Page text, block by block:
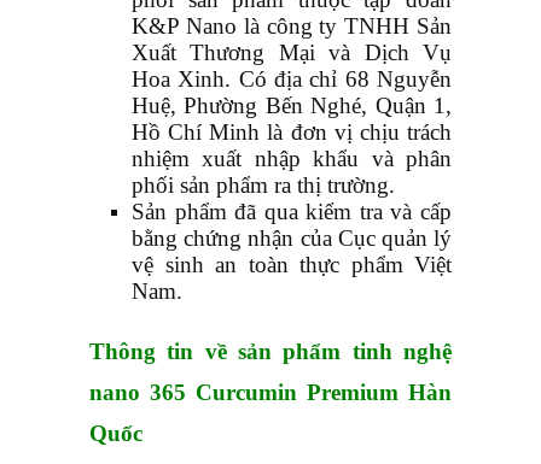
K&P Nano là công ty TNHH Sản
Xuất Thương Mại và Dịch Vụ
Hoa Xinh. Có địa chỉ 68 Nguyễn
Huệ, Phường Bến Nghé, Quận 1,
Hồ Chí Minh là đơn vị chịu trách
nhiệm xuất nhập khẩu và phân
phối sản phẩm ra thị trường.
Sản phẩm đã qua kiểm tra và cấp
bằng chứng nhận của Cục quản lý
vệ sinh an toàn thực phẩm Việt
Nam.
Thông tin về sản phẩm tinh nghệ
nano 365 Curcumin Premium Hàn
Quốc